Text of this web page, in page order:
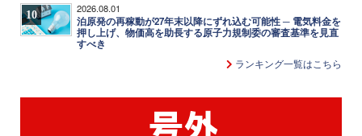
10 2026.08.01
泊原発の再稼動が27年末以降にずれ込む可能性 ─ 電気料金を
押し上げ、物価高を助長する原子力規制委の審査基準を見直
すべき
ランキング一覧はこちら